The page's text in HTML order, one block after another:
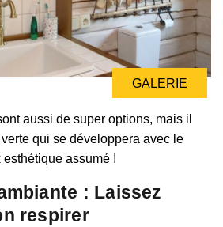
GALERIE
aussi de super options, mais il
qui se développera avec le
esthétique assumé !
: Laissez
respirer